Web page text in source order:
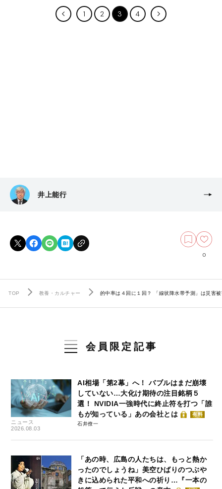
1 2 3 4
井上能行
0
TOP 教養・カルチャー 的中率は４回に１回？ 「線状降水帯予測」は災害
会員限定記事
ニュース
2026.08.03
AI相場「第2幕」へ！ バブルはまだ崩壊
していない…大化け期待の注目銘柄５
選！ NVIDIA一強時代に終止符を打つ「誰
もが知っている」あの会社とは
有料
石井僚一
「あの時、広島の人たちは、もっと熱か
ったのでしょうね」美空ひばりのつぶや
きに込められた平和への祈り…『一本の